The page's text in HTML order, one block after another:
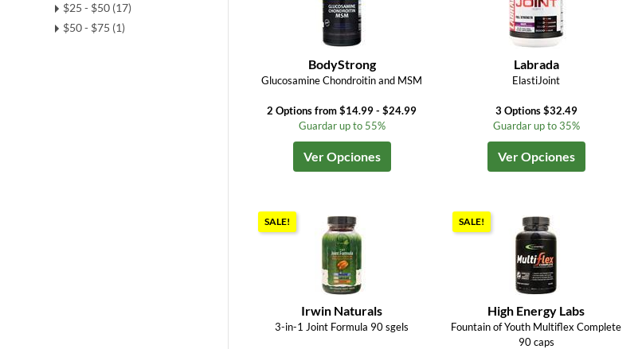
$25 - $50 (17)
$50 - $75 (1)
BodyStrong
Glucosamine Chondroitin and MSM
2 Options from $14.99 - $24.99
Guardar up to 55%
Ver Opciones
Labrada
ElastiJoint
3 Options $32.49
Guardar up to 35%
Ver Opciones
SALE!
Irwin Naturals
3-in-1 Joint Formula 90 sgels
SALE!
High Energy Labs
Fountain of Youth Multiflex Complete
90 caps